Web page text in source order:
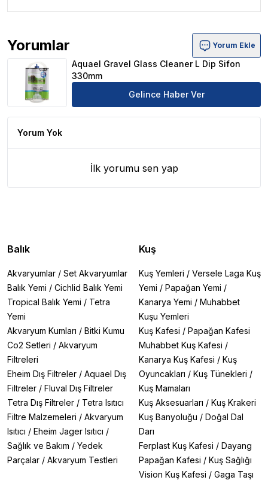
Yorumlar
Aquael Gravel Glass Cleaner L Dip Sifon 330mm Ürün
Yorum Ekle
Aquael Gravel Glass Cleaner L Dip Sifon
330mm
Gelince Haber Ver
Yorum Yok
İlk yorumu sen yap
Balık
Akvaryumlar / Set Akvaryumlar
Balık Yemi / Cichlid Balık Yemi
Tropical Balık Yemi / Tetra
Yemi
Akvaryum Kumları / Bitki Kumu
Co2 Setleri / Akvaryum
Filtreleri
Eheim Dış Filtreler / Aquael Dış
Filtreler / Fluval Dış Filtreler
Tetra Dış Filtreler / Tetra Isıtıcı
Filtre Malzemeleri / Akvaryum
Isıtıcı / Eheim Jager Isıtıcı /
Sağlık ve Bakım / Yedek
Parçalar / Akvaryum Testleri
Kuş
Kuş Yemleri / Versele Laga Kuş
Yemi / Papağan Yemi /
Kanarya Yemi / Muhabbet
Kuşu Yemleri
Kuş Kafesi / Papağan Kafesi
Muhabbet Kuş Kafesi /
Kanarya Kuş Kafesi / Kuş
Oyuncakları / Kuş Tünekleri /
Kuş Mamaları
Kuş Aksesuarları / Kuş Krakeri
Kuş Banyoluğu / Doğal Dal
Darı
Ferplast Kuş Kafesi / Dayang
Papağan Kafesi / Kuş Sağlığı
Vision Kuş Kafesi / Gaga Taşı